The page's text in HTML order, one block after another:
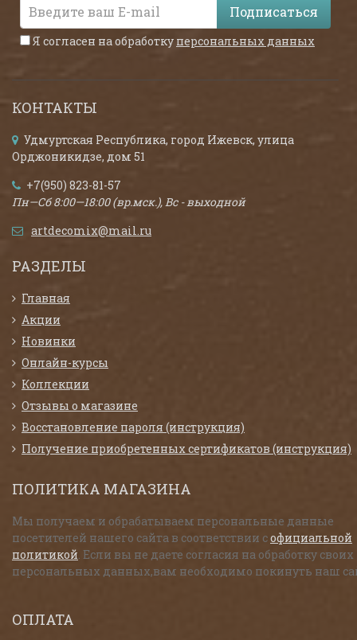
Подписаться
Я согласен на обработку персональных данных
КОНТАКТЫ
Удмуртская Республика, город Ижевск, улица
Орджоникидзе, дом 51
+7(950) 823-81-57
Пн—Сб 8:00—18:00 (вр.мск.), Вс - выходной
artdecomix@mail.ru
РАЗДЕЛЫ
Главная
Акции
Новинки
Онлайн-курсы
Коллекции
Отзывы о магазине
Восстановление пароля (инструкция)
Получение приобретенных сертификатов (инструкция)
ПОЛИТИКА МАГАЗИНА
Мы получаем и обрабатываем персональные данные
посетителей нашего сайта в соответствии софициальной
политикой. Если вы не даете согласия на обработку своих
персональных данных,вам необходимо покинуть наш
ОПЛАТА